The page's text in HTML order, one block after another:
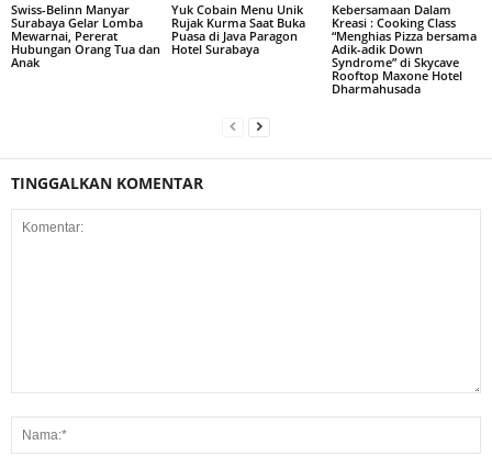
Swiss-Belinn Manyar
Surabaya Gelar Lomba
Mewarnai, Pererat
Hubungan Orang Tua dan
Anak
Yuk Cobain Menu Unik
Rujak Kurma Saat Buka
Puasa di Java Paragon
Hotel Surabaya
Kebersamaan Dalam
Kreasi : Cooking Class
“Menghias Pizza bersama
Adik-adik Down
Syndrome” di Skycave
Rooftop Maxone Hotel
Dharmahusada
TINGGALKAN KOMENTAR